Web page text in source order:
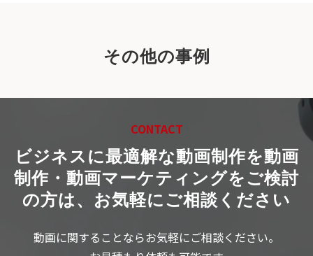
その他の事例
CONTACT
ビジネスに最適解な動画制作を動画
制作・動画マーケティングをご検討
の方は、お気軽にご相談ください
動画に関することならお気軽にご相談ください。